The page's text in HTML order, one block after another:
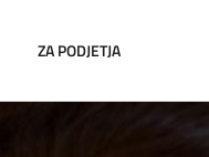
ZA PODJETJA